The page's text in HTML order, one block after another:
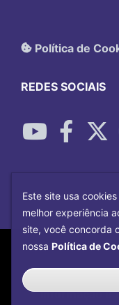
Política de
REDES SOCIAIS
Copyright©
Informação e
Este site usa
melhor experiência
site, você concorda
nossa Política de